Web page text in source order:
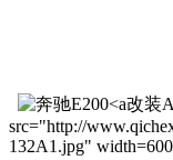
改装
src="http://
132A1.jpg"